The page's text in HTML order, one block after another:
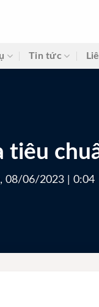
Tin tức
08/06/2023 | 0:04